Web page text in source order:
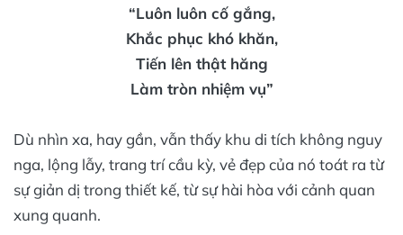
“Luôn luôn cố gắng,
Khắc phục khó khăn,
Tiến lên thật hăng
Làm tròn nhiệm vụ”
Dù nhìn xa, hay gần, vẫn thấy khu di tích không nguy
nga, lộng lẫy, trang trí cầu kỳ, vẻ đẹp của nó toát ra từ
sự giản dị trong thiết kế, từ sự hài hòa với cảnh quan
xung quanh.